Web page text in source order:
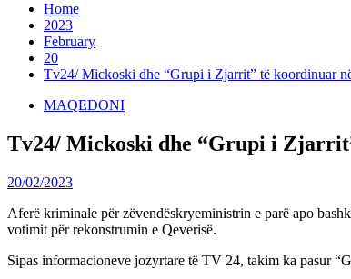
Home
2023
February
20
Tv24/ Mickoski dhe “Grupi i Zjarrit” të koordinuar
MAQEDONI
Tv24/ Mickoski dhe “Grupi i
20/02/2023
Aferë kriminale për zëvendëskryeministrin e parë apo
votimit për rekonstrumin e Qeverisë.
Sipas informacioneve jozyrtare të TV 24, takim ka pasur